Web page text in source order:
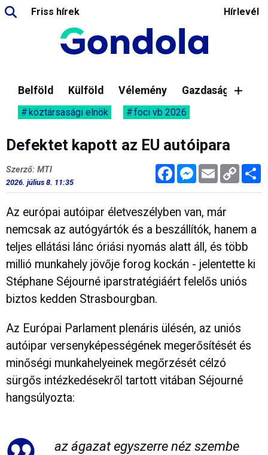
Friss hírek Hírlevél
Belföld Külföld Vélemény Gazdaság
köztársasági elnök foci vb 2026
Defektet kapott az EU autóipara
FacebookMessenger
Email Copy
Link
Szerző: MTI
2026. július 8. 11:35
Az európai autóipar életveszélyben van, már
nemcsak az autógyártók és a beszállítók, hanem a
teljes ellátási lánc óriási nyomás alatt áll, és több
millió munkahely jövője forog kockán - jelentette ki
Stéphane Séjourné iparstratégiáért felelős uniós
biztos kedden Strasbourgban.
Az Európai Parlament plenáris ülésén, az uniós
autóipar versenyképességének megerősítését és
minőségi munkahelyeinek megőrzését célzó
sürgős intézkedésekről tartott vitában Séjourné
hangsúlyozta:
az ágazat egyszerre néz szembe